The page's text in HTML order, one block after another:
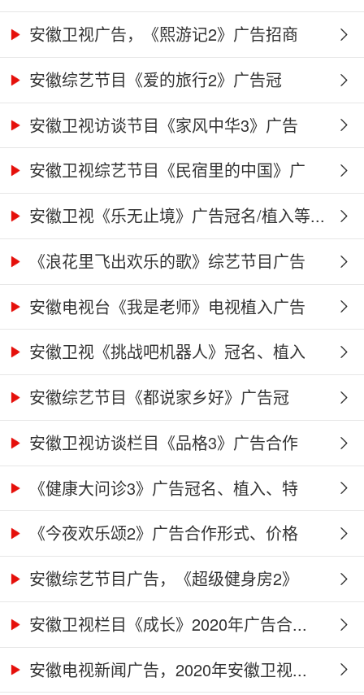
安徽卫视广告，《熙游记2》广告招商
合...安徽综艺节目《爱的旅行2》广告冠
名、...
安徽卫视访谈节目《家风中华3》广告
合...安徽卫视综艺节目《民宿里的中国》广
告...安徽卫视《乐无止境》广告冠名/植入等...
《浪花里飞出欢乐的歌》综艺节目广告
冠...安徽电视台《我是老师》电视植入广告
价...安徽卫视《挑战吧机器人》冠名、植入
广...安徽综艺节目《都说家乡好》广告冠
名、...
安徽卫视访谈栏目《品格3》广告合作
权...《健康大问诊3》广告冠名、植入、特
别...《今夜欢乐颂2》广告合作形式、价格
及...安徽综艺节目广告，《超级健身房2》
广...安徽卫视栏目《成长》2020年广告合...
安徽电视新闻广告，2020年安徽卫视...